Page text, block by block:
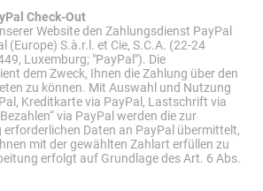
Check-Out
Website den Zahlungsdienst PayPal
(Europe) S.à.r.l. et Cie, S.C.A. (22-24
Luxemburg; "PayPal"). Die
dem Zweck, Ihnen die Zahlung über den
zu können. Mit Auswahl und Nutzung
Kreditkarte via PayPal, Lastschrift via
via PayPal werden die zur
Daten an PayPal übermittelt,
mit der gewählten Zahlart erfüllen zu
erfolgt auf Grundlage des Art. 6 Abs.